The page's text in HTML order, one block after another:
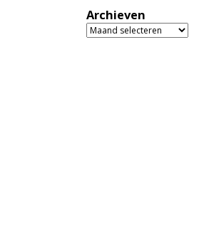
Archieven
Archieven